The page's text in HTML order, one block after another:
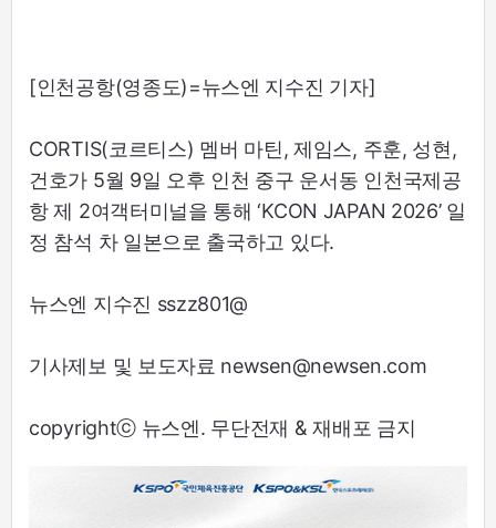
[인천공항(영종도)=뉴스엔 지수진 기자]
CORTIS(코르티스) 멤버 마틴, 제임스, 주훈, 성현,
건호가 5월 9일 오후 인천 중구 운서동 인천국제공
항 제 2여객터미널을 통해 ‘KCON JAPAN 2026’ 일
정 참석 차 일본으로 출국하고 있다.
뉴스엔 지수진 sszz801@
기사제보 및 보도자료 newsen@newsen.com
copyrightⓒ 뉴스엔. 무단전재 & 재배포 금지